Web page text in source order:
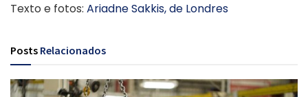
Texto e fotos: Ariadne Sakkis, de Londres
Posts Relacionados